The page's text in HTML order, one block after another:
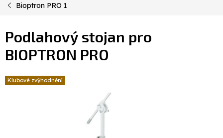
Bioptron PRO 1
Podlahový stojan pro
BIOPTRON PRO
Klubové zvýhodnění